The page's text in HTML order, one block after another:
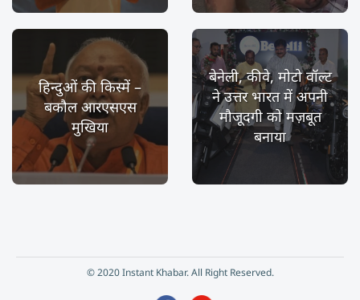
हिन्दुओं की किस्में –
बकौल आरएसएस
मुखिया
बेनेली, कीवे, मोटो वॉल्ट
ने उत्तर भारत में अपनी
मौजूदगी को मज़बूत
बनाया
© 2020 Instant Khabar. All Right Reserved.